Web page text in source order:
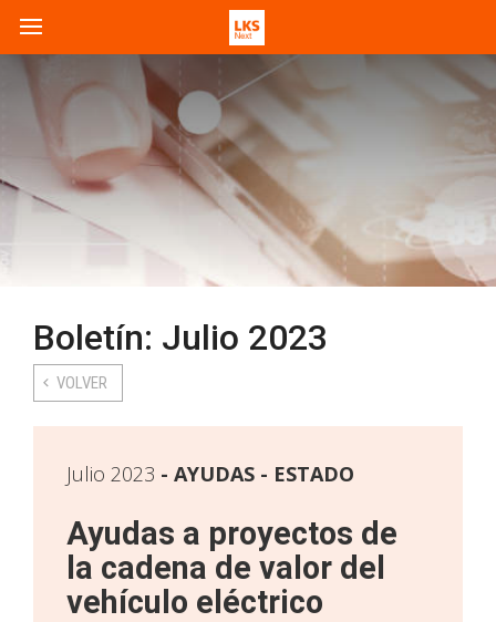
Boletín: Julio 2023
VOLVER
Julio 2023 AYUDAS - ESTADO
Ayudas a proyectos de
la cadena de valor del
vehículo eléctrico